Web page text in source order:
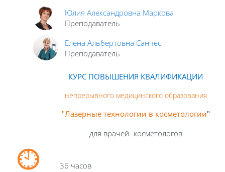
Юлия Александровна Маркова
Преподаватель
Елена Альбертовна Санчес
Преподаватель
КУРС ПОВЫШЕНИЯ КВАЛИФИКАЦИИ
непрерывного медицинского образования
"Лазерные технологии в косметологии"
для врачей- косметологов
36 часов